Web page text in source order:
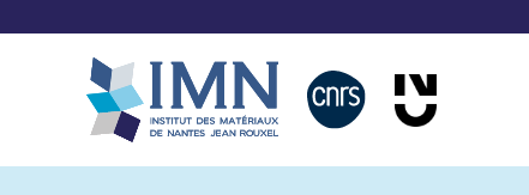
au